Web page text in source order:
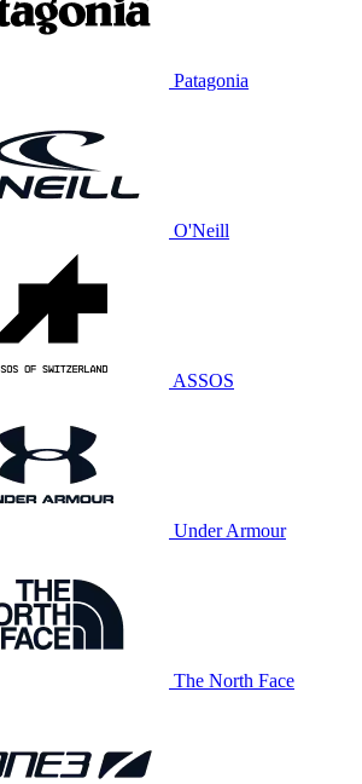
Patagonia
O'Neill
ASSOS
Under Armour
The North Face